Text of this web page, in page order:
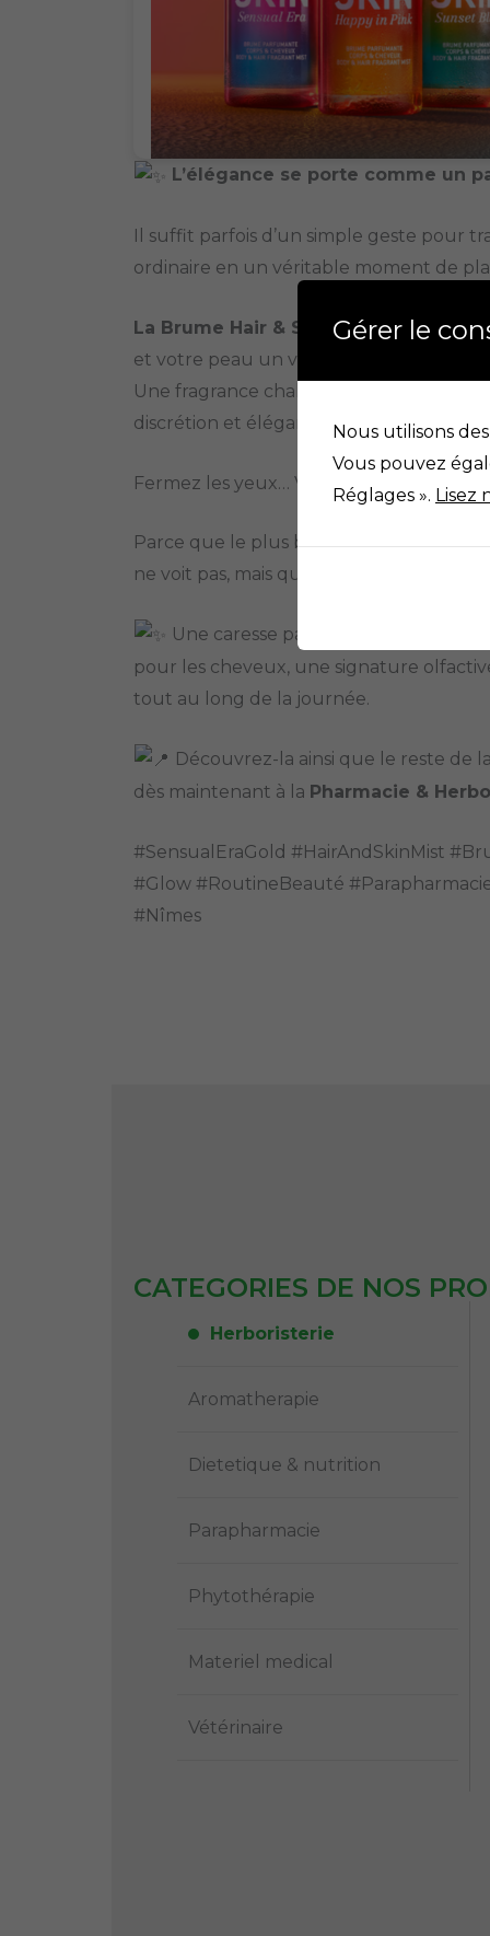
L’élégance se porte comme un
Il suffit parfois d’un simple geste pour
ordinaire en un véritable moment de
La Brume Hair & Skin Sensual Era
et votre peau un voile délicatement
Une fragrance chaleureuse qui sublime
discrétion et élégance.
Fermez les yeux… Vaporisez… Laissez la
Parce que le plus beau des accessoires
ne voit pas, mais que l’on ressent.
Une caresse parfumée pour la
pour les cheveux, une signature
tout au long de la journée.
Découvrez-la ainsi que le reste de
dès maintenant à la Pharmacie &
#SensualEraGold #HairAndSkinMist
#Glow #RoutineBeauté
#Nîmes
CATEGORIES DE NOS
Herboristerie
Aromatherapie
Dietetique & nutrition
Parapharmacie
Phytothérapie
Materiel medical
Vétérinaire
Gérer le
Nous utilisons
Vous pouvez
Réglages ». Lisez